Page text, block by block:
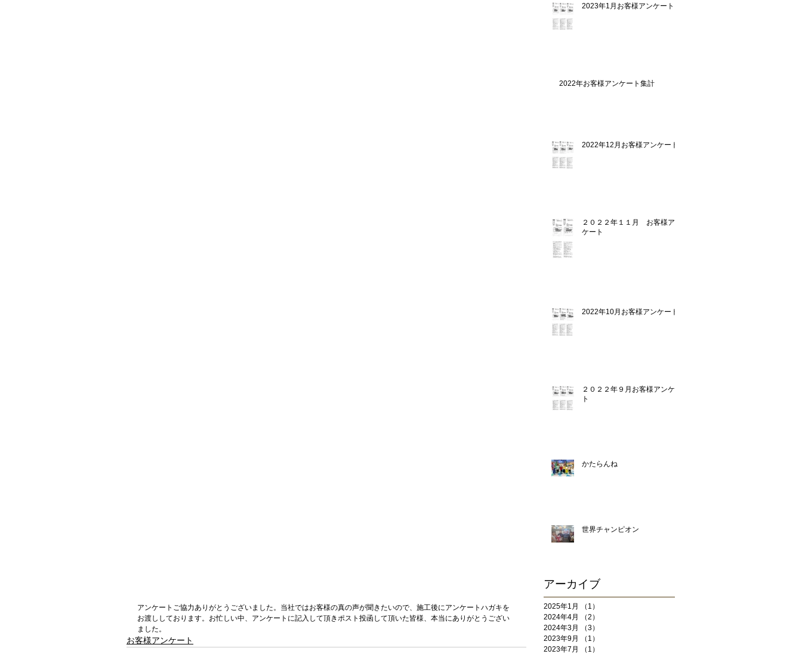
アンケートご協力ありがとうございました。当社ではお客様の真の声が聞きたいので、施工後にアンケートハガキを
お渡ししております。お忙しい中、アンケートに記入して頂きポスト投函して頂いた皆様、本当にありがとうござい
ました。
お客様アンケート
2023年1月お客様アンケート
2022年お客様アンケート集計
2022年12月お客様アンケート
２０２２年１１月 お客様アン
ケート
2022年10月お客様アンケート
２０２２年９月お客様アンケー
ト
かたらんね
世界チャンピオン
アーカイブ
2025年1月 （1）
2024年4月
（2）
2024年3月
（3）
2023年9月
（1）
2023年7月
（1）